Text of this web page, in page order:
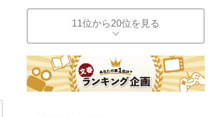
11位から20位を見る